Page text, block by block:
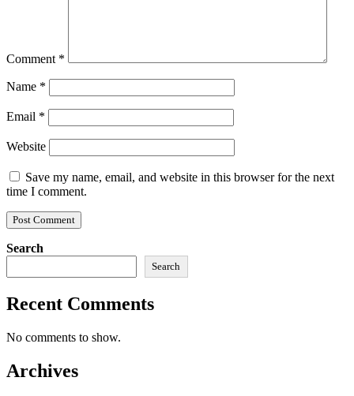
Comment *
Name *
Email *
Website
Save my name, email, and website in this browser for the next
time I comment.
Search
Search
Recent Comments
No comments to show.
Archives